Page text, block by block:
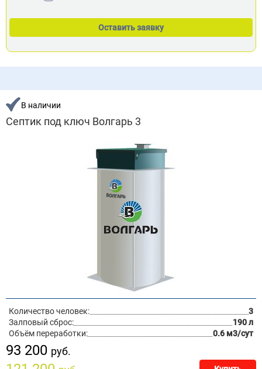
В наличии
Септик под ключ Волгарь 3
Количество человек:
3
Залповый сброс:
190 л
Объём переработки:
0.6 м3/сут
93 200 руб.